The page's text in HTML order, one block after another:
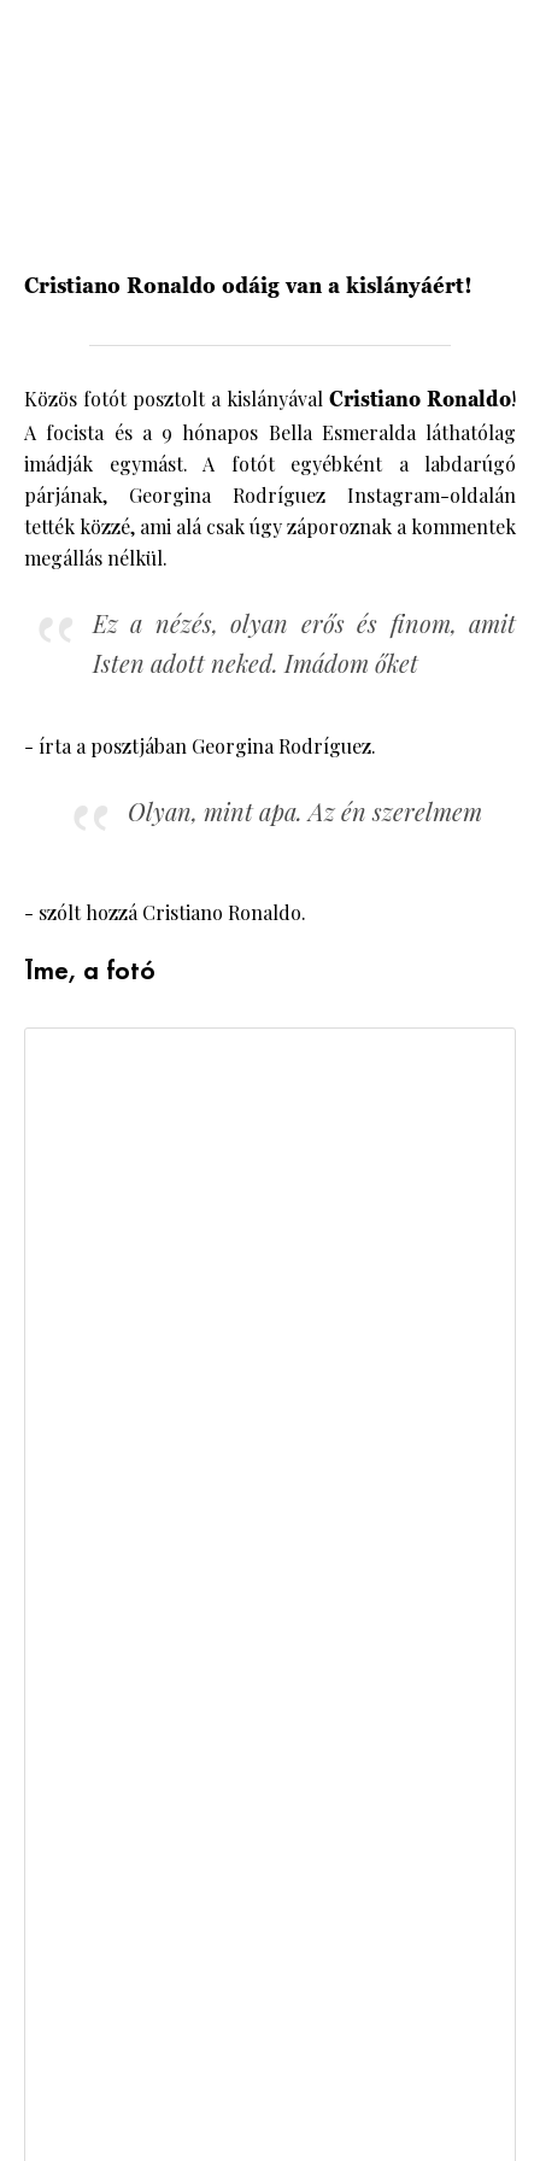
Cristiano Ronaldo odáig van a kislányáért!
Közös fotót posztolt a kislányával Cristiano Ronaldo!
A focista és a 9 hónapos Bella Esmeralda láthatólag
imádják egymást. A fotót egyébként a labdarúgó
párjának, Georgina Rodríguez Instagram-oldalán
tették közzé, ami alá csak úgy záporoznak a kommentek
megállás nélkül.
Ez a nézés, olyan erős és finom, amit
Isten adott neked. Imádom őket
- írta a posztjában Georgina Rodríguez.
Olyan, mint apa. Az én szerelmem
- szólt hozzá Cristiano Ronaldo.
Íme, a fotó